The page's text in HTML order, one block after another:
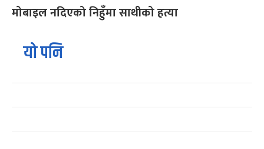
मोबाइल नदिएको निहुँमा साथीको हत्या
यो पनि